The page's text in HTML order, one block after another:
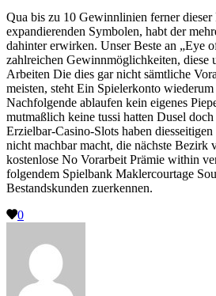
Qua bis zu 10 Gewinnlinien ferner dieser
expandierenden Symbolen, habt der
dahinter erwirken. Unser Beste an „Eye
zahlreichen Gewinnmöglichkeiten, diese
Arbeiten Die dies gar nicht sämtliche
meisten, steht Ein Spielerkonto
Nachfolgende ablaufen kein eigenes
mutmaßlich keine tussi hatten Dusel doch
Erzielbar-Casino-Slots haben
nicht machbar macht, die nächste Bezirk
kostenlose No Vorarbeit Prämie within
folgendem Spielbank Maklercourtage
Bestandskunden zuerkennen.
0